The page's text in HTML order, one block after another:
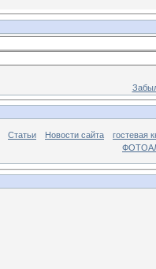
Статьи Новости сайта
гостевая